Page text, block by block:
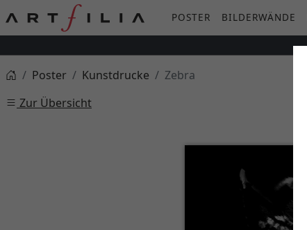
POSTER BILDERWÄNDE
Poster
Kunstdrucke
Zebra
Zur Übersicht